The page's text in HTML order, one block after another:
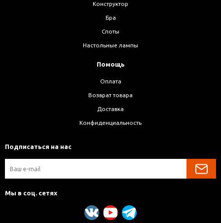
Конструктор
Бра
Споты
Настольные лампы
Помощь
Оплата
Возврат товара
Доставка
Конфиденциальность
Подписаться на нас
Мы в соц. сетях